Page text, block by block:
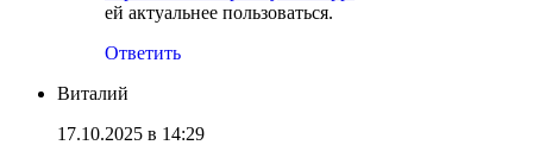
ей актуальнее пользоваться.
Ответить
Виталий
17.10.2025 в 14:29